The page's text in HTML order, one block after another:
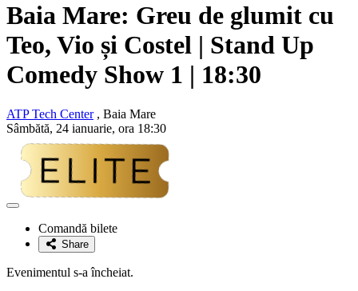
Baia Mare: Greu de glumit cu
Teo, Vio și Costel | Stand Up
Comedy Show 1 | 18:30
ATP Tech Center, Baia Mare
Sâmbătă, 24 ianuarie, ora 18:30
Adaugă
favoriteComandă bilete
Share
Evenimentul s-a încheiat.